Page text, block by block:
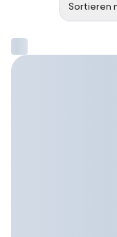
Sortieren